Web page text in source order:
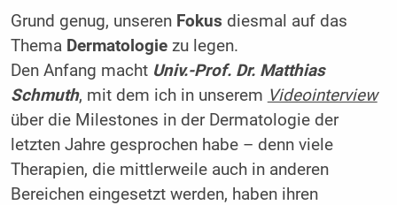
Grund genug, unseren Fokus diesmal auf das
Thema Dermatologiezu legen.
Den Anfang macht Univ.-Prof. Dr. Matthias
Schmuth, mit dem ich in unserem Videointerview
über die Milestones in der Dermatologie der
letzten Jahre gesprochen habe – denn viele
Therapien, die mittlerweile auch in anderen
Bereichen eingesetzt werden, haben ihren